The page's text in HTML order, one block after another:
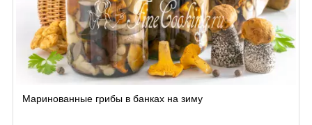
Маринованные грибы в банках на зиму